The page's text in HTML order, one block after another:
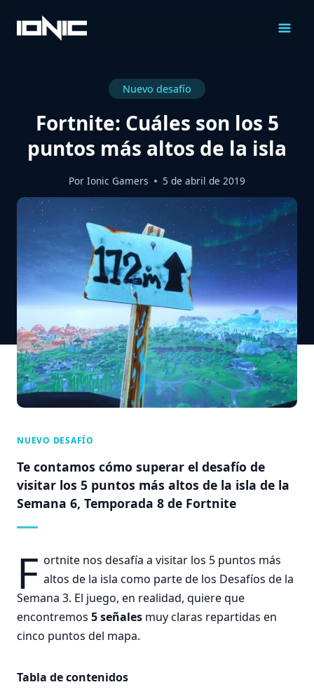
Contenido
Nuevo desafío
Fortnite: Cuáles son los 5
puntos más altos de la isla
Por Ionic Gamers 5 de abril de 2019
NUEVO DESAFÍO
Te contamos cómo superar el desafío de
visitar los 5 puntos más altos de la isla de la
Semana 6, Temporada 8 de Fortnite
F ortnite nos desafía a visitar los 5 puntos más
altos de la isla como parte de los Desafíos de la
Semana 3. El juego, en realidad, quiere que
encontremos 5 señales muy claras repartidas en
cinco puntos del mapa.
Tabla de contenidos